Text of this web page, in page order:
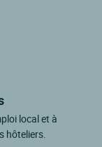
local et à
hôteliers.